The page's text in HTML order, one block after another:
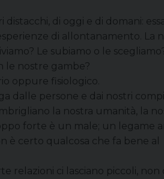
di oggi e di domani:
di allontanamento. La
Le subiamo o le
le nostre gambe?
oppure fisiologico.
dalle persone e dai nostri
la nostra umanità, la
forte è un male; un legame
è certo qualcosa che fa bene al
relazioni ci lasciano piccoli, non